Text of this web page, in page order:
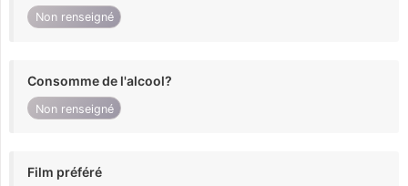
Non renseigné
Consomme de l'alcool?
Non renseigné
Film préféré